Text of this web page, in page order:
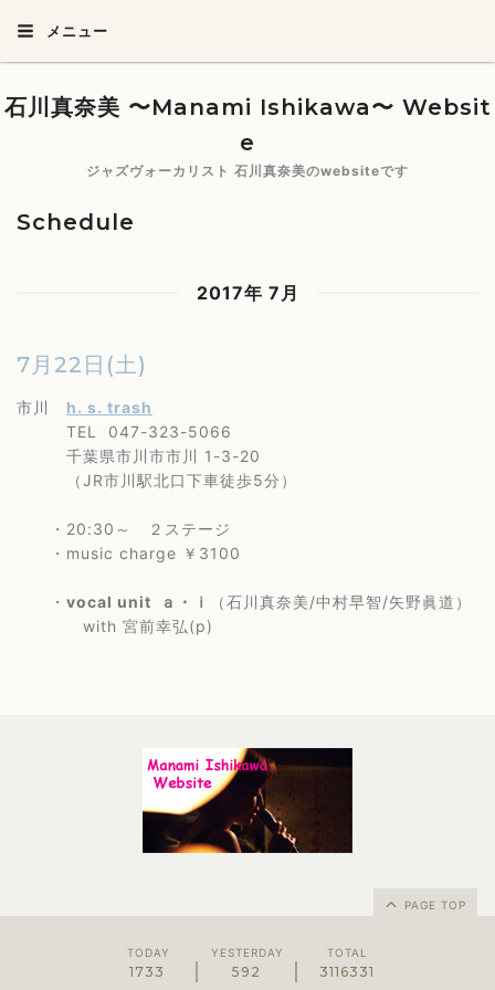
メニュー
石川真奈美 〜Manami Ishikawa〜 Websit
e
ジャズヴォーカリスト 石川真奈美のwebsiteです
Schedule
2017年 7月
7月22日(土)
市川 h. s. trash
TEL 047-323-5066
千葉県市川市市川 1-3-20
（JR市川駅北口下車徒歩5分）
・20:30～ ２ステージ
・music charge ￥3100
・ vocal unit ａ・ｉ
（石川真奈美/中村早智/矢野眞道）
with 宮前幸弘(p)
PAGE TOP
TODAY
1733
YESTERDAY
592
TOTAL
3116331